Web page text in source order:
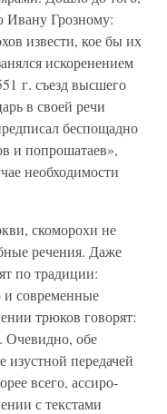
Ивану Грозному:
извести, кое бы их
искоренением
г. съезд высшего
в своей речи
беспощадно
и попрошатаев»,
необходимости
скоморохи не
речения. Даже
по традиции:
и современные
трюков говорят:
Очевидно, обе
передачей
всего, ассиро-
с текстами